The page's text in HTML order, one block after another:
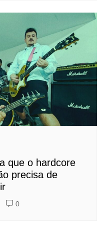
que o hardcore
precisa de
0